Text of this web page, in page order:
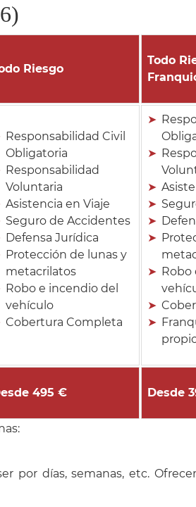
Riesgo
Todo
Responsabilidad Civil
Obligatoria
Responsabilidad
Voluntaria
Asistencia en Viaje
Seguro de Accidentes
Defensa Jurídica
Protección de lunas y
metacrilatos
Robo e incendio del
vehículo
Cobertura Completa
Robo
495 € Desde
por días, semanas, etc.